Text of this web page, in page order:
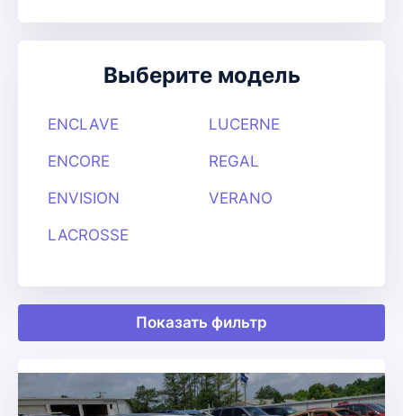
Выберите модель
ENCLAVE
ENCORE
ENVISION
LACROSSE
LUCERNE
REGAL
VERANO
Показать фильтр